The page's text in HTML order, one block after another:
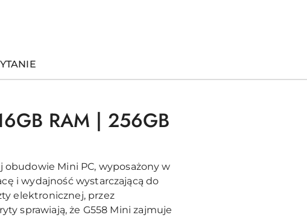
RAM | 256GB
obudowie Mini PC, wyposażony w
i wydajność wystarczającą do
elektronicznej, przez
sprawiają, że G558 Mini zajmuje